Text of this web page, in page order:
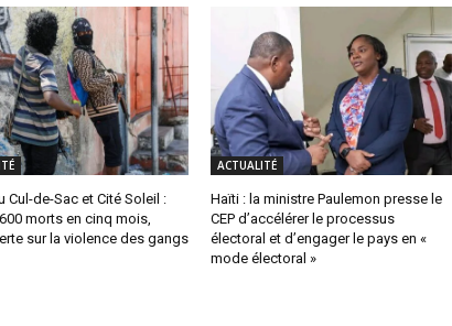
Cul-de-Sac et Cité Soleil :
morts en cinq mois,
sur la violence des gangs
ACTUALITÉ
Haïti : la ministre Paulemon presse le
CEP d’accélérer le processus
électoral et d’engager le pays en «
mode électoral »